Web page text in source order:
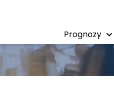
Prognozy